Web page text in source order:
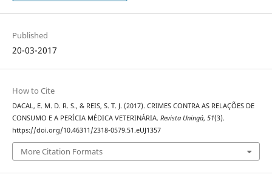
Published
20-03-2017
How to Cite
DACAL, E. M. D. R. S., & REIS, S. T. J. (2017). CRIMES CONTRA AS RELAÇÕES DE
CONSUMO E A PERÍCIA MÉDICA VETERINÁRIA. Revista Uningá, 51(3).
https://doi.org/10.46311/2318-0579.51.eUJ1357
More Citation Formats